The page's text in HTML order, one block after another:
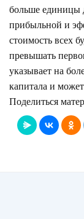
больше единицы
прибыльной и
стоимость всех
превышать
указывает на
капитала и
Поделиться